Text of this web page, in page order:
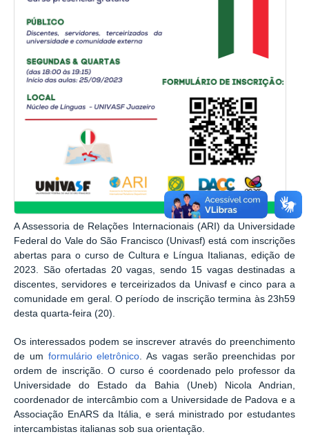
A Assessoria de Relações Internacionais (ARI) da Universidade
Federal do Vale do São Francisco (Univasf) está com inscrições
abertas para o curso de Cultura e Língua Italianas, edição de
2023. São ofertadas 20 vagas, sendo 15 vagas destinadas a
discentes, servidores e terceirizados da Univasf e cinco para a
comunidade em geral. O período de inscrição termina às 23h59
desta quarta-feira (20).
Os interessados podem se inscrever através do preenchimento
de um formulário eletrônico. As vagas serão preenchidas por
ordem de inscrição. O curso é coordenado pelo professor da
Universidade do Estado da Bahia (Uneb) Nicola Andrian,
coordenador de intercâmbio com a Universidade de Padova e a
Associação EnARS da Itália, e será ministrado por estudantes
intercambistas italianas sob sua orientação.